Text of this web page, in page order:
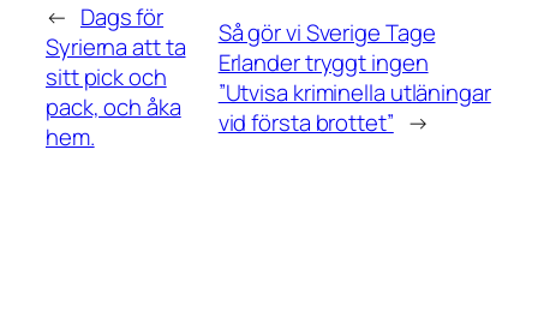
← Dags för
Syrierna att ta
sitt pick och
pack, och åka
hem.
Så gör vi Sverige Tage
Erlander tryggt ingen
”Utvisa kriminella utläningar
vid första brottet” →